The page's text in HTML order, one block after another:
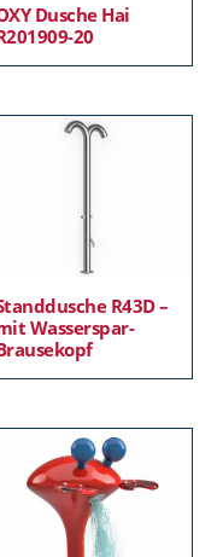
Dusche Hai
20
R43D –
Wasserspar-